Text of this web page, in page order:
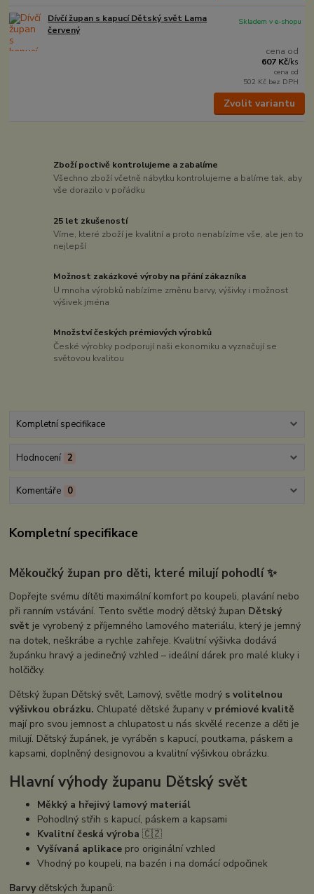
Dívčí župan s kapucí Dětský svět Lama
červený
cena od
607 Kč/ks
cena od
502 Kč bez DPH
Skladem v e-shopu
Zvolit variantu
Zboží poctivě kontrolujeme a zabalíme
Všechno zboží včetně nábytku kontrolujeme a balíme tak, aby
vše dorazilo v pořádku
25 let zkušeností
Víme, které zboží je kvalitní a proto nenabízíme vše, ale jen to
nejlepší
Možnost zakázkové výroby na přání zákazníka
U mnoha výrobků nabízíme změnu barvy, výšivky i možnost
výšivek jména
Množství českých prémiových výrobků
České výrobky podporují naši ekonomiku a vyznačují se
světovou kvalitou
Kompletní specifikace
Hodnocení 2
Komentáře 0
Kompletní specifikace
Měkoučký župan pro děti, které milují pohodlí✨
Dopřejte svému dítěti maximální komfort po koupeli, plavání nebo
při ranním vstávání. Tento světle modrý dětský župan Dětský
svět je vyrobený z příjemného lamového materiálu, který je jemný
na dotek, neškrábe a rychle zahřeje. Kvalitní výšivka dodává
župánku hravý a jedinečný vzhled – ideální dárek pro malé kluky i
holčičky.
Dětský župan Dětský svět, Lamový, světle modrý s volitelnou
výšivkou obrázku. Chlupaté dětské župany v prémiové kvalitě
mají pro svou jemnost a chlupatost u nás skvělé recenze a děti je
milují. Dětský župánek, je vyráběn s kapucí, poutkama, páskem a
kapsami, doplněný designovou a kvalitní výšivkou obrázku.
Hlavní výhody županu Dětský svět
Měkký a hřejivý lamový materiál
Pohodlný střih s kapucí, páskem a kapsami
Kvalitní česká výroba 🇨🇿
Vyšívaná aplikace pro originální vzhled
Vhodný po koupeli, na bazén i na domácí odpočinek
Barvydětských županů: